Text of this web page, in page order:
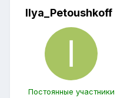
Ilya_Petoushkoff
Постоянные участники